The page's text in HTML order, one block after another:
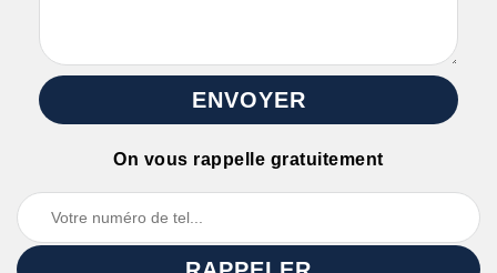
On vous rappelle gratuitement